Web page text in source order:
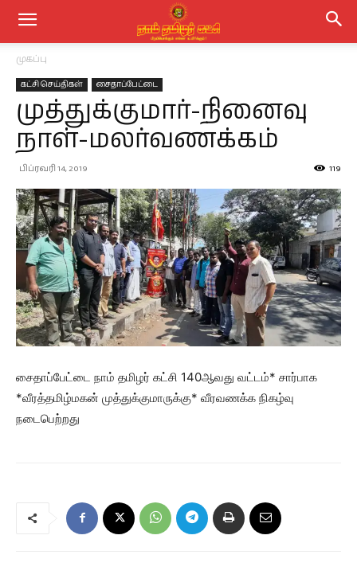
முகப்பு
கட்சி செய்திகள் சைதாப்பேட்டை
முத்துக்குமார்-நினைவு
நாள்-மலர்வணக்கம்
பிப்ரவரி 14, 2019 119
சைதாப்பேட்டை நாம் தமிழர் கட்சி 140ஆவது வட்டம்* சார்பாக
*வீரத்தமிழ்மகன் முத்துக்குமாருக்கு* வீரவணக்க நிகழ்வு
நடைபெற்றது